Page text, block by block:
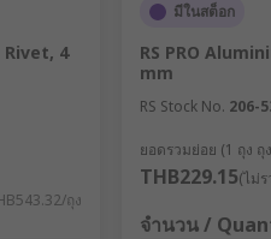
Rivet, 4
ถุง
มีในสต็อก
RS PRO
mm
RS Stock No. 206-
ยอดรวมย่อย (1 ถุง ถุ
THB229.15(ไม่
จำนวน /